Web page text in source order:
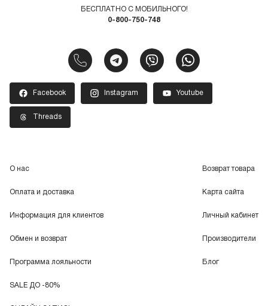
БЕСПЛАТНО С МОБИЛЬНОГО!
0-800-750-748
Facebook Instagram Youtube
Threads
О нас
Оплата и доставка
Информация для клиентов
Обмен и возврат
Программа лояльности
SALE ДО -80%
Возврат товара
Карта сайта
Личный кабинет
Производители
Блог